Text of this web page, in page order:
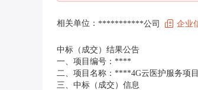
相关单位： ***********公司 企业
中标（成交）结果公告
一、项目编号：****
二、项目名称：****4G云医护服务项目
三、中标（成交）信息